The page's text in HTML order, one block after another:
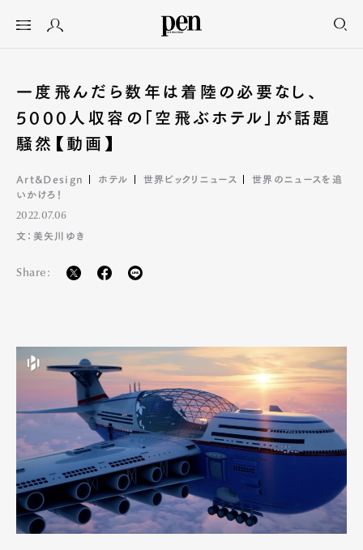
一度飛んだら数年は着陸の必要なし、
5000人収容の「空飛ぶホテル」が話題
騒然【動画】
Art&Design ホテル 世界ビックリニュース
世界のニュースを追
いかけろ！
2022.07.06
文：美矢川ゆき
Share: